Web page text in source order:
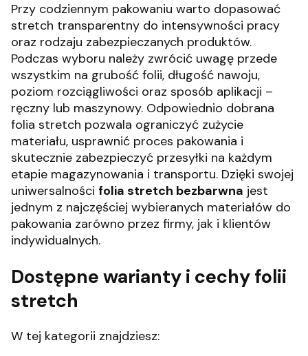
Przy codziennym pakowaniu warto dopasować
stretch transparentny do intensywności pracy
oraz rodzaju zabezpieczanych produktów.
Podczas wyboru należy zwrócić uwagę przede
wszystkim na grubość folii, długość nawoju,
poziom rozciągliwości oraz sposób aplikacji –
ręczny lub maszynowy. Odpowiednio dobrana
folia stretch pozwala ograniczyć zużycie
materiału, usprawnić proces pakowania i
skutecznie zabezpieczyć przesyłki na każdym
etapie magazynowania i transportu. Dzięki swojej
uniwersalności folia stretch bezbarwna jest
jednym z najczęściej wybieranych materiałów do
pakowania zarówno przez firmy, jak i klientów
indywidualnych.
Dostępne warianty i cechy folii
stretch
W tej kategorii znajdziesz: